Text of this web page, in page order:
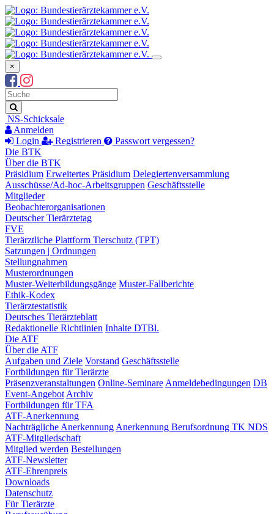
×
Suchbegriff
Suche
NS-Schicksale
Anmelden
Login
Registrieren
Passwort vergessen?
Die BTK
Über die BTK
Präsidium Erweitertes Präsidium Delegiertenversammlung
Ausschüsse/Ad-hoc-Arbeitsgruppen Geschäftsstelle
Mitglieder
Beobachterorganisationen
Deutscher Tierärztetag
FVE
Tierärztliche Plattform Tierschutz (TPT)
Satzungen | Ordnungen
Stellungnahmen
Musterordnungen
Muster-Weiterbildungsgänge Muster-Fallberichte
Ethik-Kodex
Tierärztestatistik
Deutsches Tierärzteblatt
Redaktionelle Richtlinien Inhalte DTBl.
Die ATF
Über die ATF
Aufgaben und Ziele Vorstand Geschäftsstelle
Fortbildungen für Tierärzte
Präsenzveranstaltungen Online-Seminare Anmeldebedingungen DB
Event-Angebot Archiv
Fortbildungen für TFA
ATF-Anerkennung
Nachträgliche Anerkennung Anerkennung Berufsordnung TK NDS
ATF-Mitgliedschaft
Mitglied werden Bestellungen
ATF-Newsletter
ATF-Ehrenpreis
Downloads
Datenschutz
Für Tierärzte